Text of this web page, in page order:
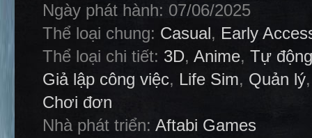
Ngày phát hành: 07/06/2025
Thể loại chung: Casual, Early
Thể loại chi tiết: 3D, Anime, Tự động
Giả lập công việc, Life Sim, Quản lý
Chơi đơn
Nhà phát triển: Aftabi Games